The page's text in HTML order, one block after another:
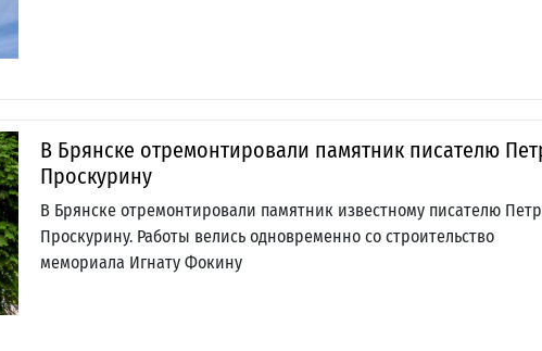
В Брянске отремонтировали памятник писателю
Проскурину
В Брянске отремонтировали памятник известному писателю
Проскурину. Работы велись одновременно со строительство
мемориала Игнату Фокину